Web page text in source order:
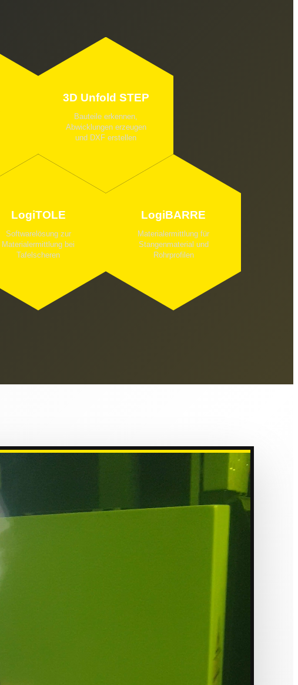
3D Unfold STEP
Bauteile erkennen,
Abwicklungen erzeugen
und DXF erstellen
LogiTOLE
Softwarelösung zur
Materialermittlung bei
Tafelscheren
LogiBARRE
Materialermittlung für
Stangenmaterial und
Rohrprofilen